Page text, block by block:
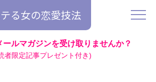
る女の恋愛技法
ールマガジンを受け取りませんか？
者限定記事プレゼント付き)